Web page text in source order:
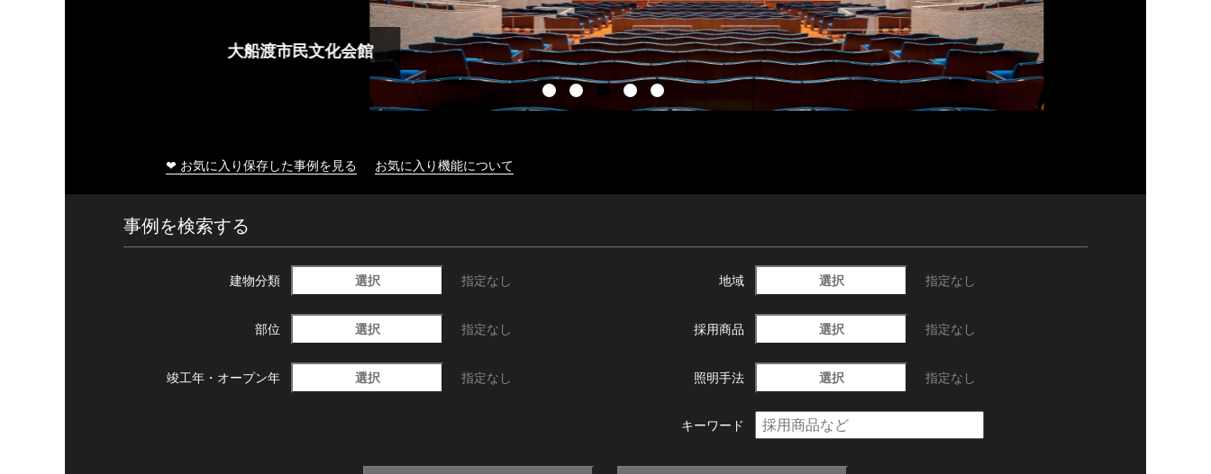
大船渡市民文化会館
❤ お気に入り保存した事例を見る お気に入り機能について
事例を検索する
建物分類 選択 指定なし 地域 選択 指定なし
部位 選択 指定なし 採用商品 選択 指定なし
竣工年・ オープン年 選択 指定なし 照明手法 選択 指定なし
キーワード